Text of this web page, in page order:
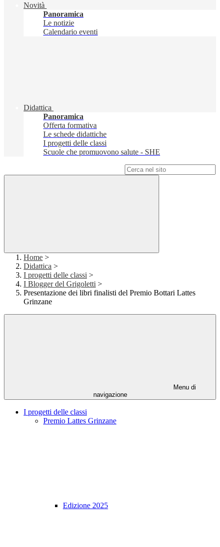
Novità
Panoramica
Le notizie
Calendario eventi
Didattica
Panoramica
Offerta formativa
Le schede didattiche
I progetti delle classi
Scuole che promuovono salute - SHE
Home >
Didattica >
I progetti delle classi >
I Blogger del Grigoletti >
Presentazione dei libri finalisti del Premio Bottari Lattes
Grinzane
Menu di
navigazione
I progetti delle classi
Premio Lattes Grinzane
Edizione 2025